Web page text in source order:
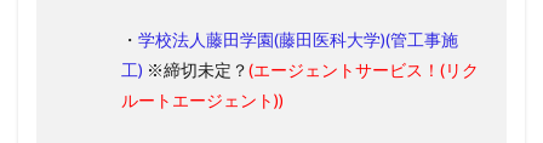
・ 学校法人藤田学園(藤田医科大学)(管工事施
工) ※締切未定？(エージェントサービス！ (リク
ルートエージェント))